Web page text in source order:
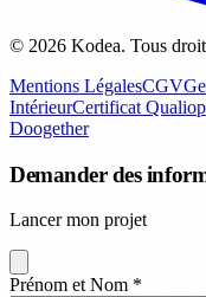
© 2026 Kodea. Tous
Mentions LégalesCGV
IntérieurCertificat
Doogether
Demander des
Lancer mon projet
Prénom et Nom *